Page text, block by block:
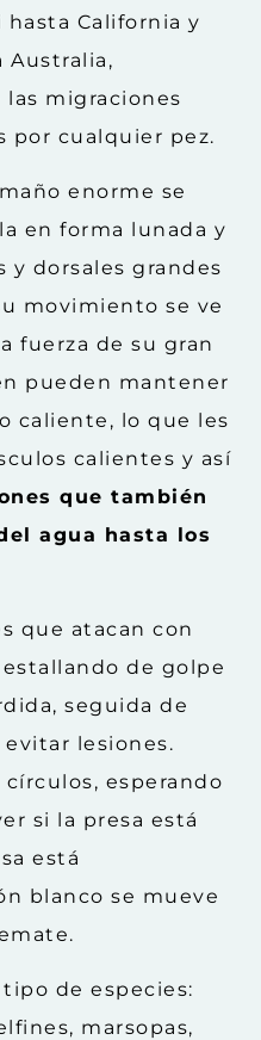
California y
Australia,
las migraciones
por cualquier pez.
enorme se
en forma lunada y
y dorsales grandes
movimiento se ve
fuerza de su gran
pueden mantener
caliente, lo que les
calientes y así
que también
agua hasta los
que atacan con
de golpe
seguida de
lesiones.
esperando
si la presa está
está
blanco se mueve
de especies:
marsopas,